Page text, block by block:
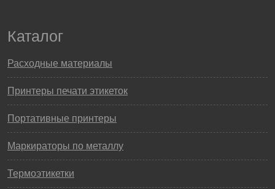
Каталог
Расходные материалы
Принтеры печати этикеток
Портативные принтеры
Маркираторы по металлу
Термоэтикетки